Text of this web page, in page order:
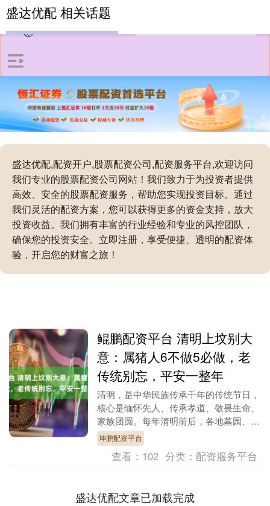
盛达优配,配资开户,股票配资公司,配资服务平台,欢迎访问
我们专业的股票配资公司网站！我们致力于为投资者提供
高效、安全的股票配资服务，帮助您实现投资目标。通过
我们灵活的配资方案，您可以获得更多的资金支持，放大
投资收益。我们拥有丰富的行业经验和专业的风控团队，
确保您的投资安全。立即注册，享受便捷、透明的配资体
验，开启您的财富之旅！
盛达优配 相关话题
鲲鹏配资平台 清明上坟别大
意：属猪人6不做5必做，老
传统别忘，平安一整年
清明，是中华民族传承千年的传统节日，
核心是缅怀先人、传承孝道、敬畏生命、
家族团圆。每年清明前后，各地墓园、坟
山人头攒动，人们带着供品、鲜花，以各
种方式祭奠祖先，....
坤鹏配资平台
查看： 102 分类： 配资服务平台
盛达优配文章已加载完成